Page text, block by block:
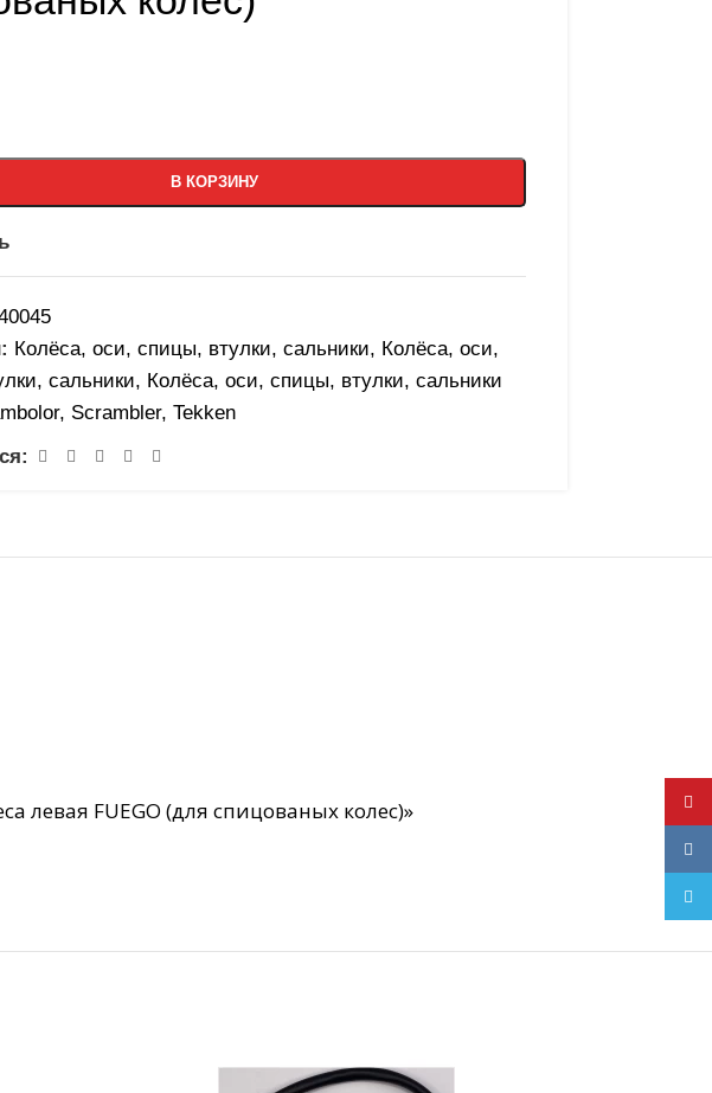
В КОРЗИНУ
Колёса, оси, спицы, втулки, сальники, Колёса, оси,
сальники, Колёса, оси, спицы, втулки, сальники
, Scrambler, Tekken
левая FUEGO (для спицованых колес)»
VK